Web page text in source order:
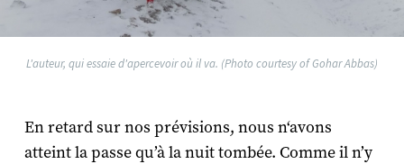
L'auteur, qui essaie d'apercevoir où il va. (Photo courtesy of Gohar Abbas)
En retard sur nos prévisions, nous n‘avons
atteint la passe qu’à la nuit tombée. Comme il n’y